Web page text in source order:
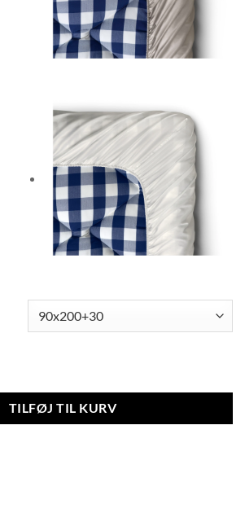
TILFØJ TIL KURV